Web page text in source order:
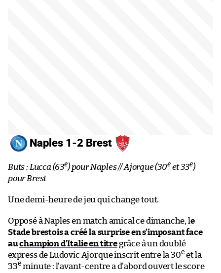
Naples 1-2 Brest
Buts : Lucca (63e) pour Naples // Ajorque (30eet 33e)
pour Brest
Une demi-heure de jeu qui change tout.
Opposé à Naples en match amical ce dimanche, le
Stade brestois a créé la surprise en s’imposant face
auchampion d’Italie en titregrâce à un doublé
express de Ludovic Ajorque inscrit entre la 30e et la
33e minute : l’avant-centre a d’abord ouvert le score